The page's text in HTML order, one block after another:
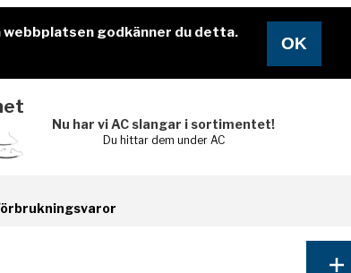
godkänner du detta.
Nu har vi AC slangar i sortimentet!
Du hittar dem under AC